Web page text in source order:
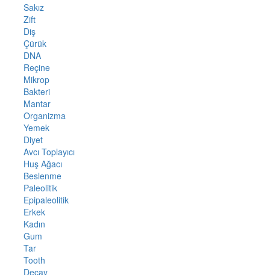
Sakız
Zift
Diş
Çürük
DNA
Reçine
Mikrop
Bakteri
Mantar
Organizma
Yemek
Diyet
Avcı Toplayıcı
Huş Ağacı
Beslenme
Paleolitik
Epipaleolitik
Erkek
Kadın
Gum
Tar
Tooth
Decay